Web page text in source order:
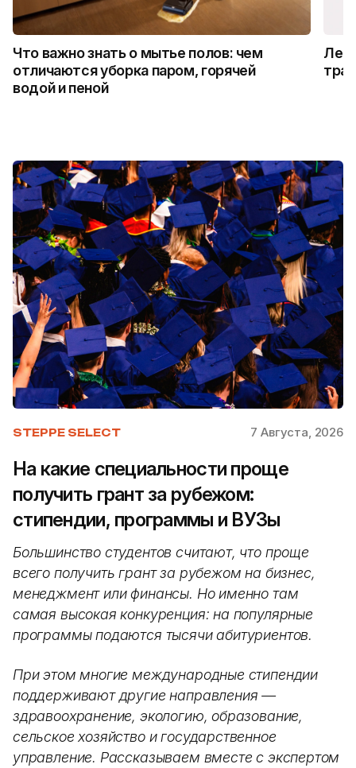
Что важно знать о мытье полов: чем
отличаются уборка паром, горячей
водой и пеной
STEPPE SELECT 7 Августа, 2026
На какие специальности проще
получить грант за рубежом:
стипендии, программы и ВУЗы
Большинство студентов считают, что проще
всего получить грант за рубежом на бизнес,
менеджмент или финансы. Но именно там
самая высокая конкуренция: на популярные
программы подаются тысячи абитуриентов.
При этом многие международные стипендии
поддерживают другие направления —
здравоохранение, экологию, образование,
сельское хозяйство и государственное
управление. Рассказываем вместе с экспертом